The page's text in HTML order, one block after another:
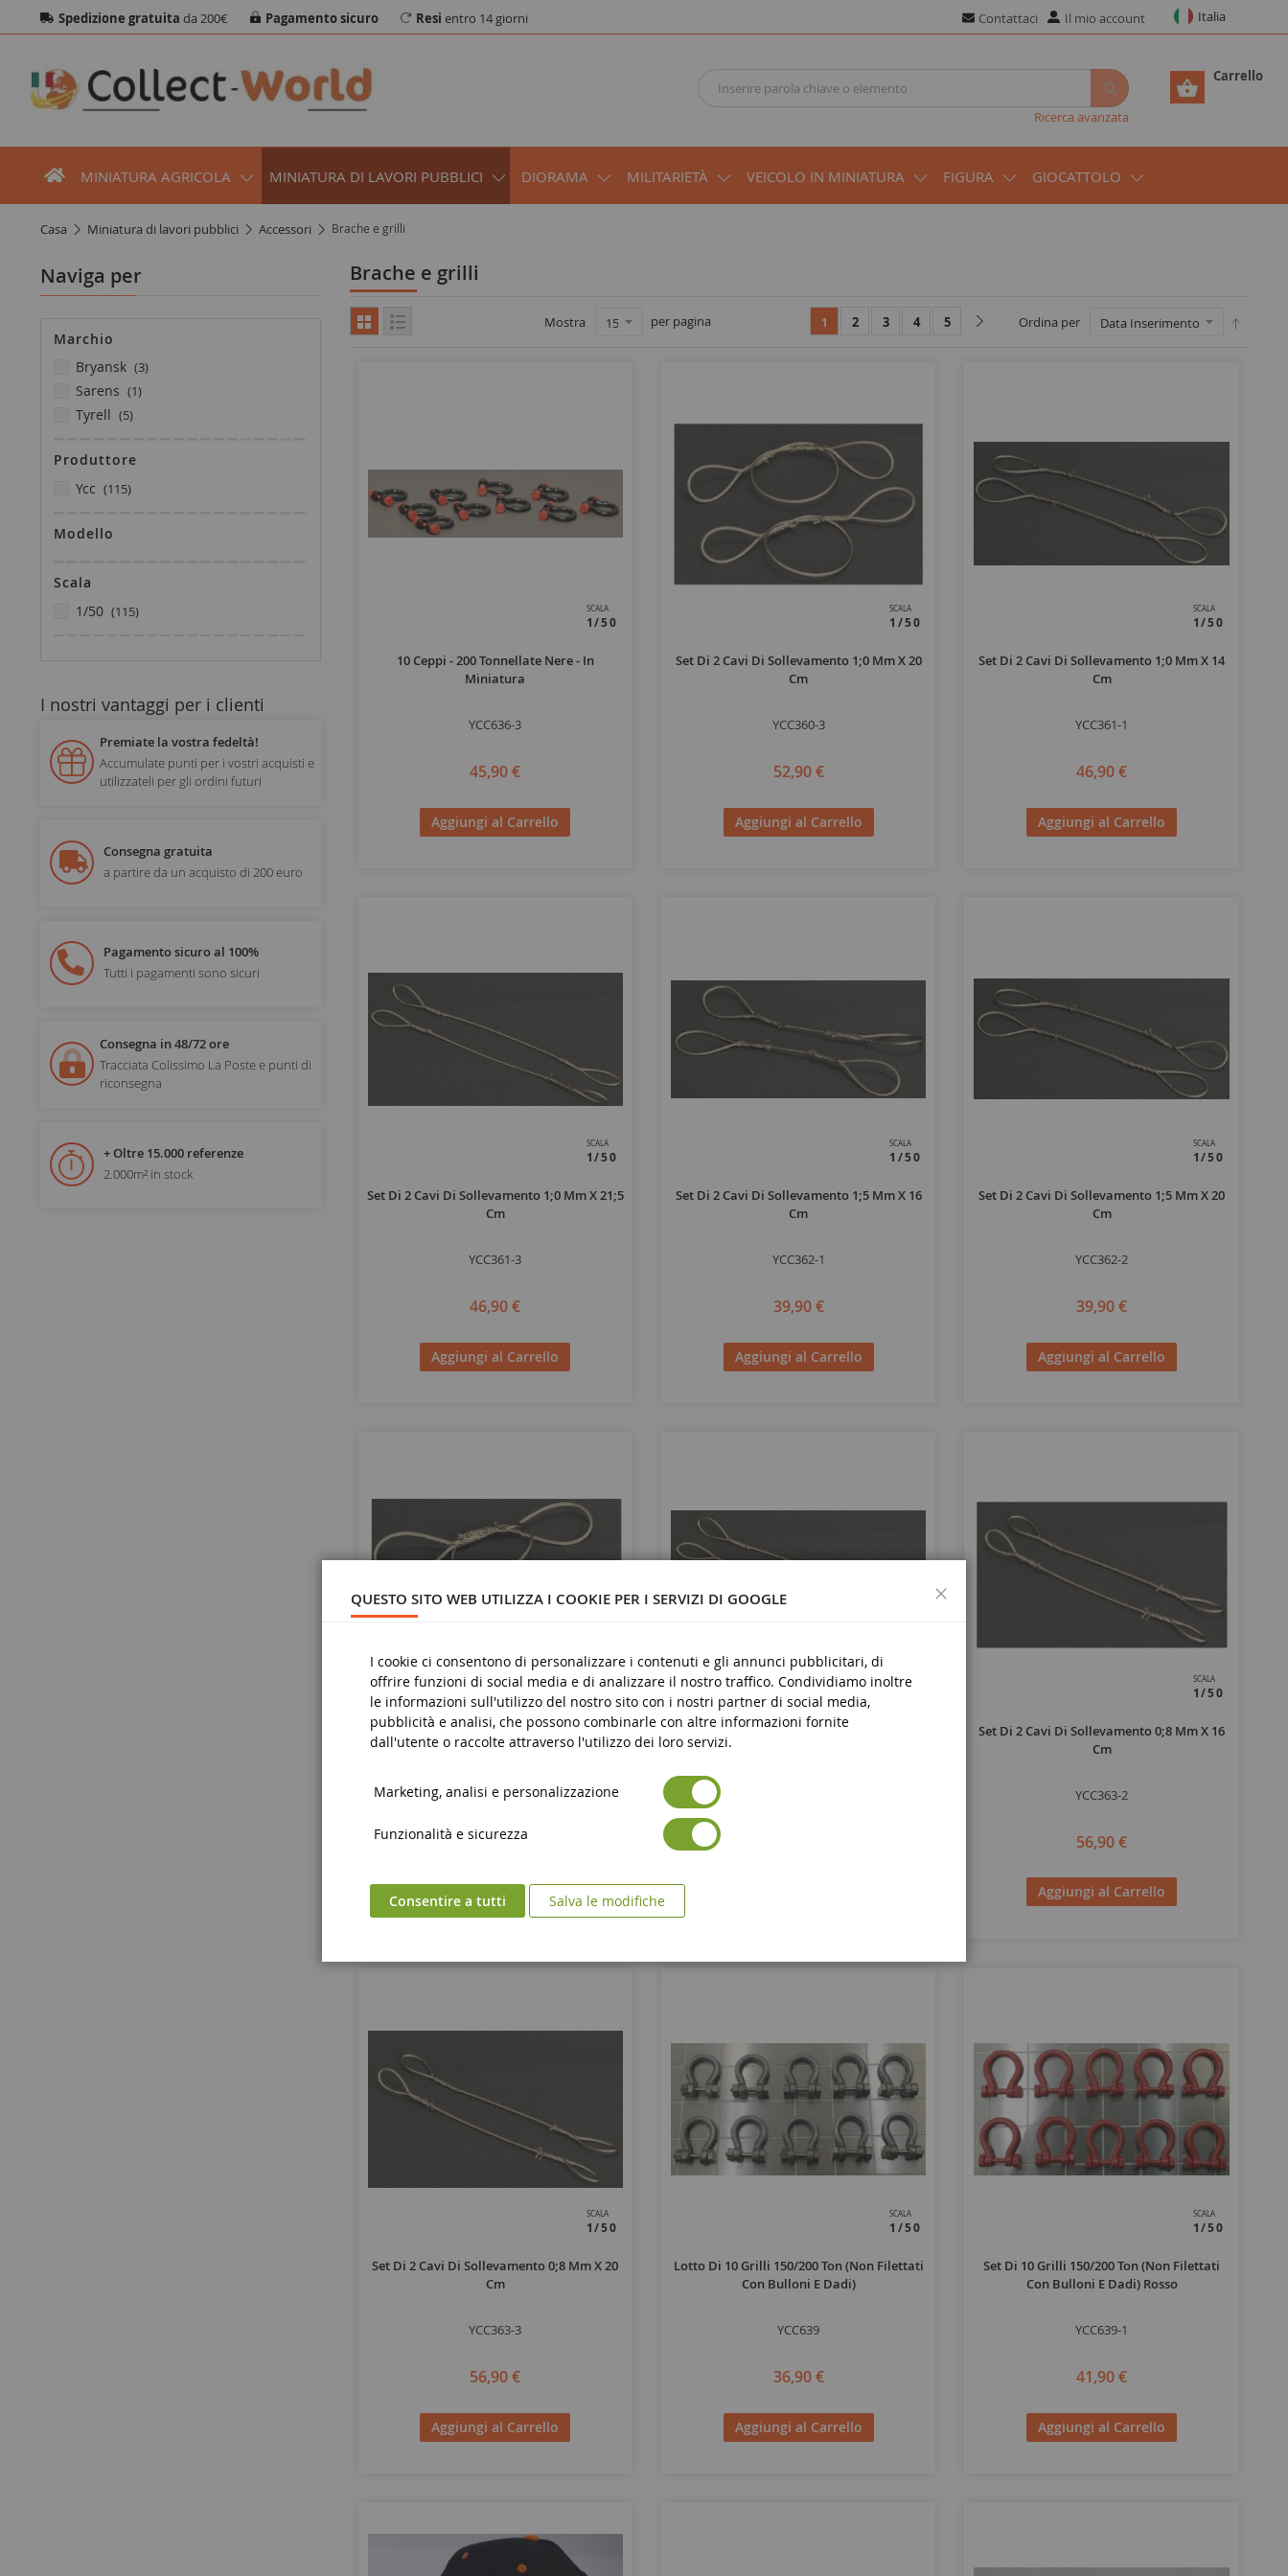
Spedizione gratuita da 200€ Pagamento sicuro Resi entro 14 giorni Contattaci Il mio account Italia
Carrello
Ricerca avanzata
MINIATURA AGRICOLA MINIATURA DI LAVORI PUBBLICI DIORAMA MILITARIETÀ VEICOLO IN MINIATURA FIGURA GIOCATTOLO
casa miniatura di lavori pubblici accessori Brache e grilli
Brache e grilli
Ordina per
Mostra per pagina 1 2 3 4 5
SCALA
1/50
10 Ceppi - 200 Tonnellate Nere - In
Miniatura
YCC636-3
45,90 €
Aggiungi al Carrello
SCALA
1/50
Set Di 2 Cavi Di Sollevamento 1;0 Mm X 20
Cm
YCC360-3
52,90 €
Aggiungi al Carrello
SCALA
1/50
Set Di 2 Cavi Di Sollevamento 1;0 Mm X 14
Cm
YCC361-1
46,90 €
Aggiungi al Carrello
SCALA
1/50
Set Di 2 Cavi Di Sollevamento 1;0 Mm X 21;5
Cm
YCC361-3
46,90 €
Aggiungi al Carrello
SCALA
1/50
Set Di 2 Cavi Di Sollevamento 1;5 Mm X 16
Cm
YCC362-1
39,90 €
Aggiungi al Carrello
SCALA
1/50
Set Di 2 Cavi Di Sollevamento 1;5 Mm X 20
Cm
YCC362-2
39,90 €
Aggiungi al Carrello
SCALA
Set Di 2 Cavi Di Sollevamento 1;5 Mm X 24
Cm
YCC362-3
39,90 €
Aggiungi al Carrello
SCALA
Set Di 2 Cavi Di Sollevamento 0;8 Mm X 12
SCALA
1/50
Set Di 2 Cavi Di Sollevamento 0;8 Mm X 16
Cm
YCC363-2
56,90 €
Aggiungi al Carrello
SCALA
1/50
Set Di 2 Cavi Di Sollevamento 0;8 Mm X 20
Cm
YCC363-3
56,90 €
Aggiungi al Carrello
SCALA
1/50
Lotto Di 10 Grilli 150/200 Ton (non Filettati
Con Bulloni E Dadi)
YCC639
36,90 €
Aggiungi al Carrello
SCALA
1/50
Set Di 10 Grilli 150/200 Ton (non Filettati
Con Bulloni E Dadi) Rosso
YCC639-1
41,90 €
Aggiungi al Carrello
Naviga per
Marchio
bryansk
3elementi
sarens 1elemento
tyrell 5elementi
Produttore
ycc
115elementi
Modello
Scala
1/50
115elementi
I nostri vantaggi per i clienti
Premiate la vostra fedeltà!
Accumulate punti per i vostri acquisti e
utilizzateli per gli ordini futuri
Consegna gratuita
a partire da un acquisto di 200 euro
Pagamento sicuro al 100%
Tutti i pagamenti sono sicuri
Consegna in 48/72 ore
Tracciata Colissimo La Poste e punti di
riconsegna
+ Oltre 15.000 referenze
2.000m² in stock
QUESTO SITO WEB UTILIZZA I COOKIE PER I SERVIZI DI GOOGLE
I cookie ci consentono di personalizzare i contenuti e gli annunci pubblicitari, di
offrire funzioni di social media e di analizzare il nostro traffico. Condividiamo inoltre
le informazioni sull'utilizzo del nostro sito con i nostri partner di social media,
pubblicità e analisi, che possono combinarle con altre informazioni fornite
dall'utente o raccolte attraverso l'utilizzo dei loro servizi.
Marketing, analisi e personalizzazione
Funzionalità e sicurezza
Consentire a tutti Salva le modifiche